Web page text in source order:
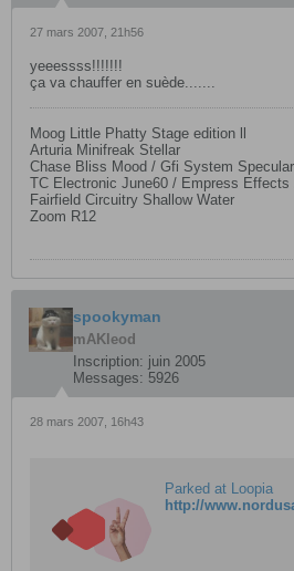
27 mars 2007, 21h56
yeeessss!!!!!!!
ça va chauffer en suède.......
Moog Little Phatty Stage edition ll
Arturia Minifreak Stellar
Chase Bliss Mood / Gfi System
TC Electronic June60 / Empress Effects
Fairfield Circuitry Shallow Water
Zoom R12
spookyman
mAKleod
Inscription: juin 2005
Messages: 5926
28 mars 2007, 16h43
Parked at Loopia